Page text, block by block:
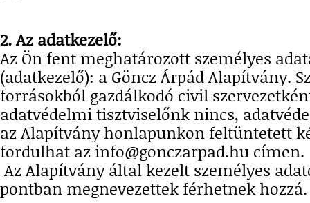
2. Az adatkezelő:
Az Ön fent meghatározott személyes
(adatkezelő): a Göncz Árpád Alapítvány.
forrásokból gazdálkodó civil
adatvédelmi tisztviselőnk nincs,
az Alapítvány honlapunkon feltüntetett
fordulhat az info@gonczarpad.hu címen.
Az Alapítvány által kezelt személyes
pontban megnevezettek férhetnek